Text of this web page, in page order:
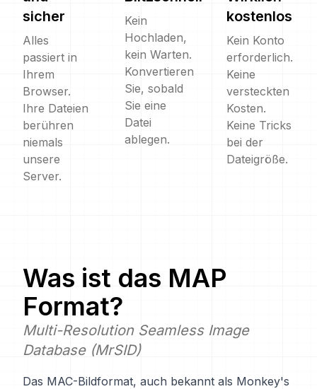
sicher
Alles
passiert in
Ihrem
Browser.
Ihre Dateien
berühren
niemals
unsere
Server.
Kein
Hochladen,
kein Warten.
Konvertieren
Sie, sobald
Sie eine
Datei
ablegen.
kostenlos
Kein Konto
erforderlich.
Keine
versteckten
Kosten.
Keine Tricks
bei der
Dateigröße.
Was ist das MAP
Format?
Multi-Resolution Seamless Image
Database (MrSID)
Das MAC-Bildformat, auch bekannt als Monkey's